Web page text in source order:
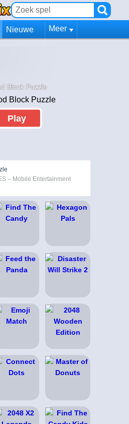
Nieuwe Meer
Block Puzzle
Play
– Mobile Entertainment